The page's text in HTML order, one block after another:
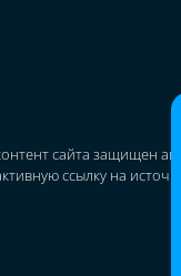
сайта защищен
ссылку на